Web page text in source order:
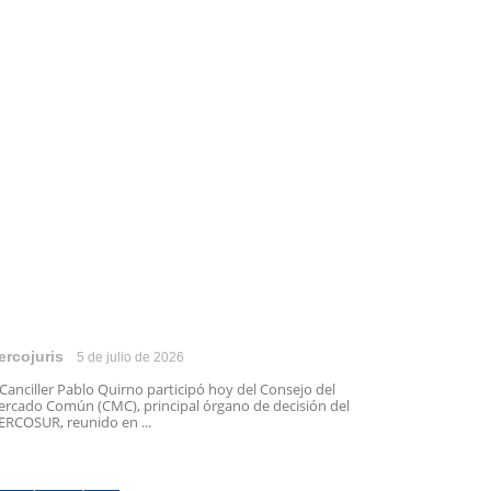
5 de julio de 2026
Pablo Quirno participó hoy del Consejo del
Común (CMC), principal órgano de decisión del
reunido en ...